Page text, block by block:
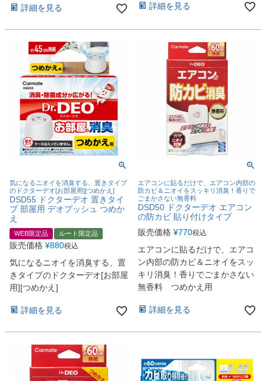
詳細を見る 詳細を見る
気になるニオイを消臭する、置きタイプ
のドクターデオ[お部屋用][つめかえ]
DSD55 ドクターデオ 置きタイ
プ 部屋用 デオプッシュ つめか
え
WEB限定品 ルート限定品
販売価格 ¥880税込
気になるニオイを消臭する、置
きタイプのドクターデオ[お部屋
用][つめかえ]
詳細を見る
エアコンに貼るだけで、エアコン内部の
防カビ＆ニオイをスッキリ消臭！香りで
ごまかさない無香料
DSD50 ドクターデオ エアコン
の防カビ 貼り付けタイプ
販売価格 ¥770税込
エアコンに貼るだけで、エアコ
ン内部の防カビ＆ニオイをスッ
キリ消臭！香りでごまかさない
無香料 つめかえ用
詳細を見る